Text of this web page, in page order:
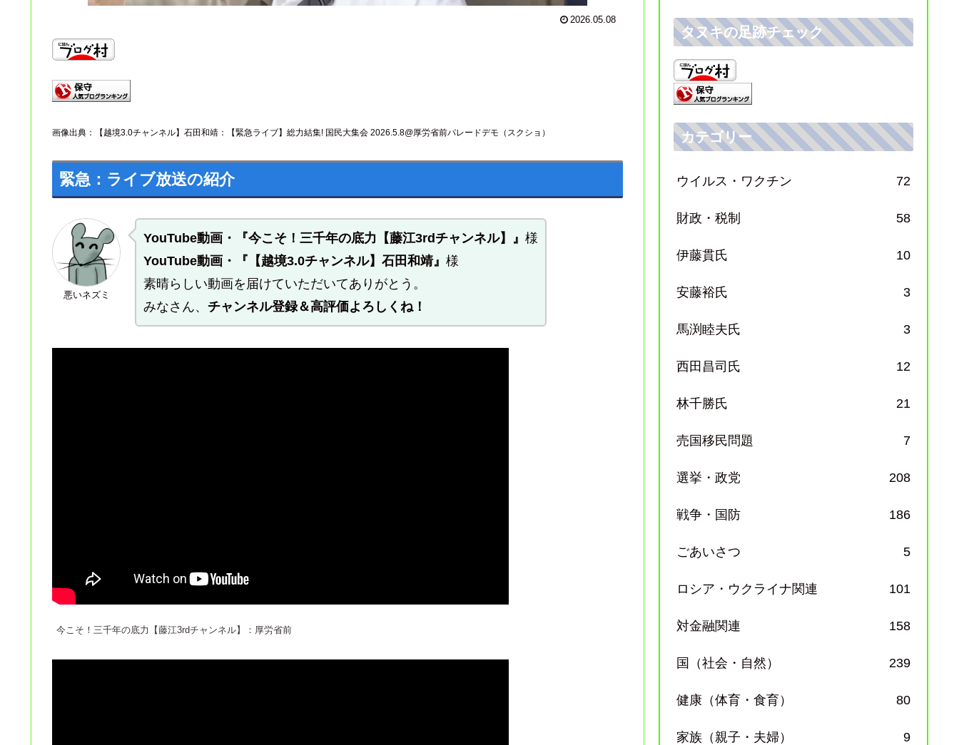
2026.05.08
画像出典：【越境3.0チャンネル】石田和靖：【緊急ライブ】総力結集! 国民大集会 2026.5.8@厚労省前パレードデモ（スクショ）
緊急：ライブ放送の紹介
悪いネズミ
YouTube動画・『今こそ！三千年の底力【藤江3rdチャンネル】』 様
YouTube動画・『【越境3.0チャンネル】石田和靖』 様
素晴らしい動画を届けていただいてありがとう。
みなさん、 チャンネル登録＆高評価よろしくね！
今こそ！三千年の底力【藤江3rdチャンネル】：厚労省前
タヌキの足跡チェック
カテゴリー
ウイルス・ワクチン 72
財政・税制 58
伊藤貫氏 10
安藤裕氏 3
馬渕睦夫氏 3
西田昌司氏 12
林千勝氏 21
売国移民問題 7
選挙・政党 208
戦争・国防 186
ごあいさつ 5
ロシア・ウクライナ関連 101
対金融関連 158
国（社会・自然） 239
健康（体育・食育） 80
家族（親子・夫婦） 9